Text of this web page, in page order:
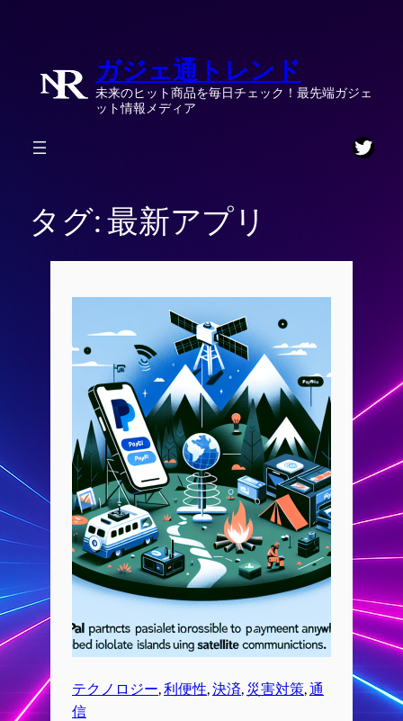
ガジェ通トレンド
未来のヒット商品を毎日チェック！最先端ガジェ
ット情報メディア
タグ:最新アプリ
テクノロジー, 利便性, 決済, 災害対策, 通
信